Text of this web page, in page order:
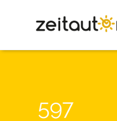
597